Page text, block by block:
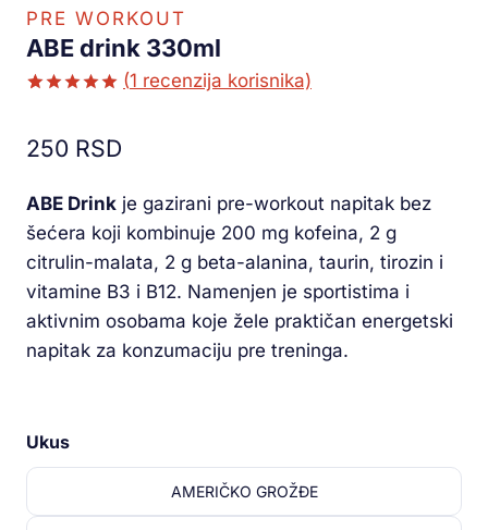
PRE WORKOUT
ABE drink 330ml
na osnovu
ocene
(1 recenzija korisnika)
250 RSD
ABE Drink je gazirani pre-workout napitak bez
šećera koji kombinuje 200 mg kofeina, 2 g
citrulin-malata, 2 g beta-alanina, taurin, tirozin i
vitamine B3 i B12. Namenjen je sportistima i
aktivnim osobama koje žele praktičan energetski
napitak za konzumaciju pre treninga.
Ukus
AMERIČKO GROŽĐE